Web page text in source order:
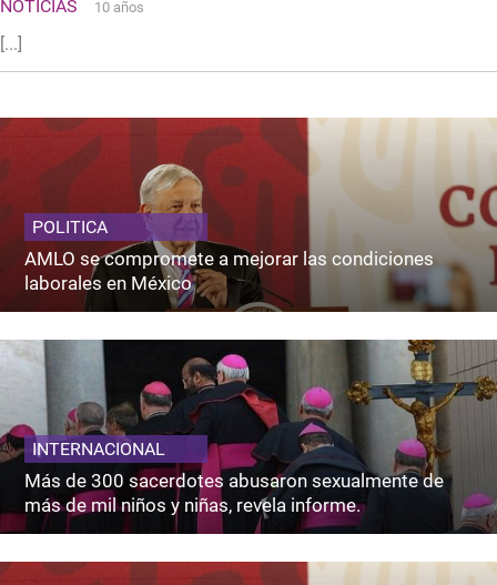
NOTICIAS 10 años
[...]
POLITICA
AMLO se compromete a mejorar las condiciones
laborales en México
INTERNACIONAL
Más de 300 sacerdotes abusaron sexualmente de
más de mil niños y niñas, revela informe.